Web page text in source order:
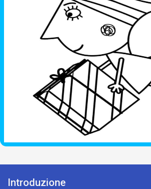
Introduzione